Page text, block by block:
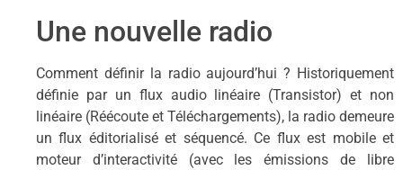
Une nouvelle radio
Comment définir la radio aujourd’hui ? Historiquement
définie par un flux audio linéaire (Transistor) et non
linéaire (Réécoute et Téléchargements), la radio demeure
un flux éditorialisé et séquencé. Ce flux est mobile et
moteur d’interactivité (avec les émissions de libre